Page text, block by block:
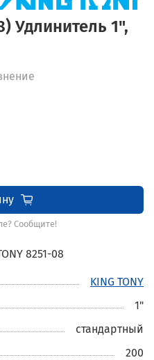
Удлинитель 1",
Сообщите!
8251-08
KING TONY
1"
стандартный
200